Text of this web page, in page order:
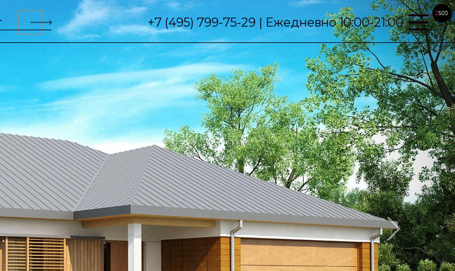
+7 (495) 799-75-29 | Ежедневно 10:00-21:00
Next